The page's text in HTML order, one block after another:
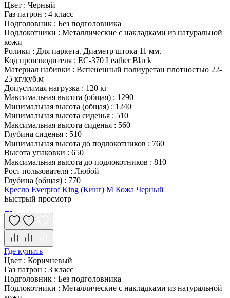
Цвет : Черный
Газ патрон : 4 класс
Подголовник : Без подголовника
Подлокотники : Металлические с накладками из натуральной
кожи
Ролики : Для паркета. Диаметр штока 11 мм.
Код производителя : EC-370 Leather Black
Материал набивки : Вспененный полиуретан плотностью 22-
25 кг/куб.м
Допустимая нагрузка : 120 кг
Максимальная высота (общая) : 1290
Минимальная высота (общая) : 1240
Минимальная высота сиденья : 510
Максимальная высота сиденья : 560
Глубина сиденья : 510
Минимальная высота до подлокотников : 760
Высота упаковки : 650
Максимальная высота до подлокотников : 810
Рост пользователя : Любой
Глубина (общая) : 770
Кресло Everprof King (Кинг) M Кожа Черный
Быстрый просмотр
Где купить
Цвет : Коричневый
Газ патрон : 3 класс
Подголовник : Без подголовника
Подлокотники : Металлические с накладками из натуральной